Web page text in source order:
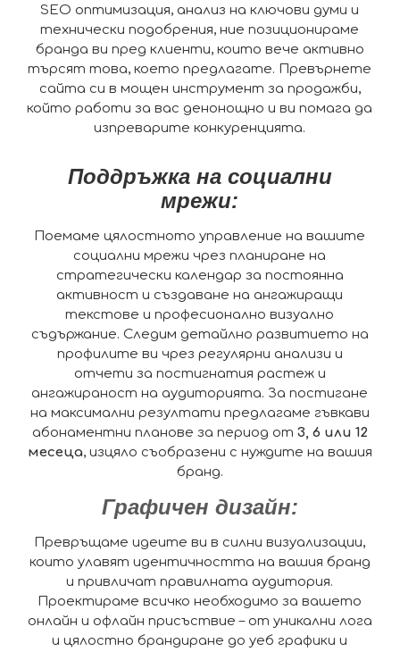
SEO оптимизация, анализ на ключови думи и
технически подобрения, ние позиционираме
бранда ви пред клиенти, които вече активно
търсят това, което предлагате. Превърнете
сайта си в мощен инструмент за продажби,
който работи за вас денонощно и ви помага да
изпреварите конкуренцията.
Поддръжка на социални
мрежи:
Поемаме цялостното управление на вашите
социални мрежи чрез планиране на
стратегически календар за постоянна
активност и създаване на ангажиращи
текстове и професионално визуално
съдържание. Следим детайлно развитието на
профилите ви чрез регулярни анализи и
отчети за постигнатия растеж и
ангажираност на аудиторията. За постигане
на максимални резултати предлагаме гъвкави
абонаментни планове за период от 3, 6 или 12
месеца, изцяло съобразени с нуждите на вашия
бранд.
Графичен дизайн:
Превръщаме идеите ви в силни визуализации,
които улавят идентичността на вашия бранд
и привличат правилната аудитория.
Проектираме всичко необходимо за вашето
онлайн и офлайн присъствие – от уникални лога
и цялостно брандиране до уеб графики и